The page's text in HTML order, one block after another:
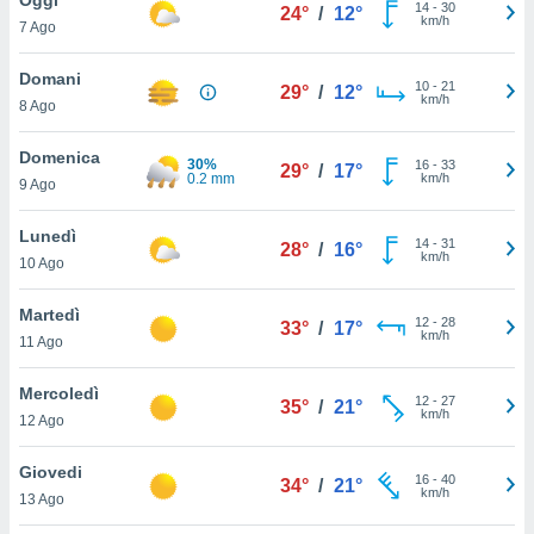
è
al sito
di
ci
di
il
un
la
nella
7 Ago
24° / 12° 14- 30
km/h
Domani
8 Ago
29° / 12° 10- 21
km/h
Domenica
9 Ago
30%
0.2 mm
29° / 17° 16- 33
km/h
Lunedì
10 Ago
28° / 16° 14- 31
km/h
Martedì
11 Ago
33° / 17° 12- 28
km/h
Mercoledì
12 Ago
35° / 21° 12- 27
km/h
Giovedi
13 Ago
34° / 21° 16- 40
km/h